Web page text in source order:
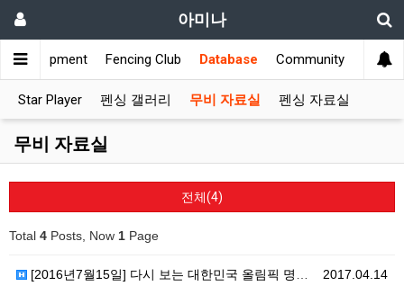
아미나
Equipment Fencing Club Database Community
Star Player 펜싱 갤러리 무비 자료실 펜싱 자료실
무비 자료실
전체(4)
Total 4 Posts, Now 1 Page
2017.04.14
[2016년7월15일] 다시 보는 대한민국 올림픽 명승…